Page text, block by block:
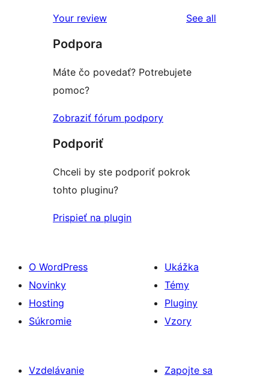
hviezdičkovým
s
hviezdičkovým
hodnotením
Your review See all
Podpora
Máte čo povedať? Potrebujete
pomoc?
Zobraziť fórum podpory
Podporiť
Chceli by ste podporiť pokrok
tohto pluginu?
Prispieť na plugin
O WordPress
Novinky
Hosting
Súkromie
Ukážka
Témy
Pluginy
Vzory
Vzdelávanie
Zapojte sa